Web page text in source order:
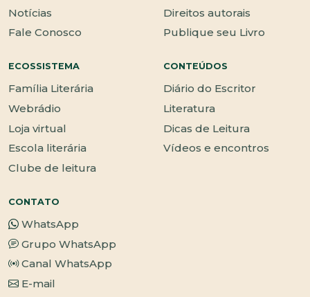
Notícias
Fale Conosco
Direitos autorais
Publique seu Livro
ECOSSISTEMA
Família Literária
Webrádio
Loja virtual
Escola literária
Clube de leitura
CONTEÚDOS
Diário do Escritor
Literatura
Dicas de Leitura
Vídeos e encontros
CONTATO
WhatsApp
Grupo WhatsApp
Canal WhatsApp
E-mail